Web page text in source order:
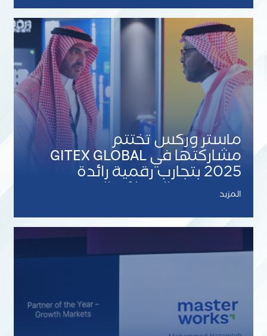
الاصطناعي
ماستر وركس تختتم
مشاركتها في GITEX GLOBAL
2025 بتجارب رقمية رائدة
تعزز حضور المملكة التقني
عالميًا
المزيد